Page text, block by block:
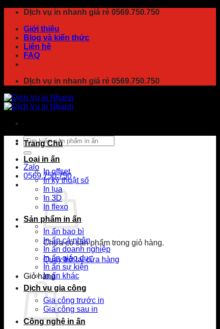
Chuyển
dung
DỊch vụ in nhanh giá rẻ 0569.750.750
Giới thiệu
Blog và kiến thức
Liên hệ
FAQ
DỊch vụ in nhanh giá rẻ 0569.750.750
Tìm
kiếm:
Zalo
0569.750.750
Chưa có sản phẩm trong giỏ hàng.
Quay trở lại cửa hàng
Giỏ hàng
Trang Chủ
Loại in ấn
In offset
In kỹ thuật số
In lụa
In 3D
In flexo
Sản phẩm in ấn
In ấn bao bì
In ấn cá nhân
In ấn doanh nghiệp
In ấn giáo dục
In ấn sự kiện
In ấn khác
Dịch vụ gia công
Gia công trước in
Gia công sau in
Công nghệ in ấn